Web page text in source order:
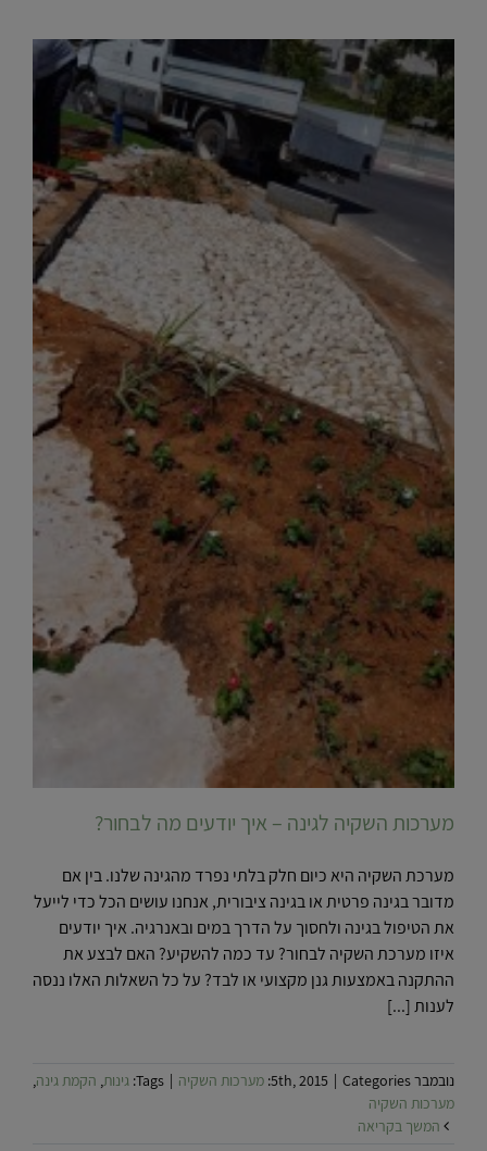
מערכות השקיה לגינה – איך יודעים מה לבחור?
מערכת השקיה היא כיום חלק בלתי נפרד מהגינה שלנו. בין אם
מדובר בגינה פרטית או בגינה ציבורית, אנחנו עושים הכל כדי לייעל
את הטיפול בגינה ולחסוך על הדרך במים ובאנרגיה. איך יודעים
איזו מערכת השקיה לבחור? עד כמה להשקיע? האם לבצע את
ההתקנה באמצעות גנן מקצועי או לבד? על כל השאלות האלו ננסה
לענות [...]
נובמבר 5th, 2015 | Categories: מערכות השקיה |
Tags: גינות, הקמת גינה,
מערכות השקיה
המשך בקריאה